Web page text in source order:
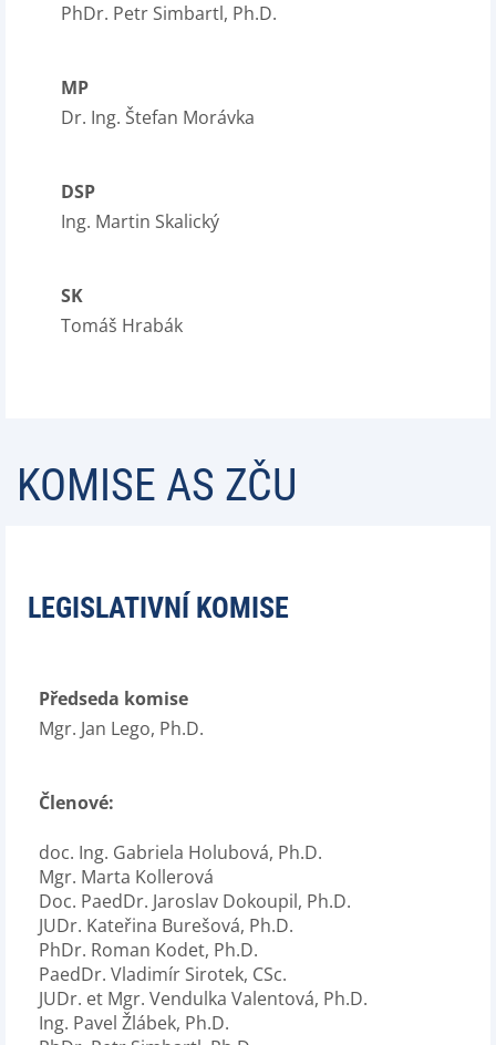
PhDr. Petr Simbartl, Ph.D.
MP
Dr. Ing. Štefan Morávka
DSP
Ing. Martin Skalický
SK
Tomáš Hrabák
KOMISE AS ZČU
LEGISLATIVNÍ KOMISE
Předseda komise
Mgr. Jan Lego, Ph.D.
Členové:
doc. Ing. Gabriela Holubová, Ph.D.
Mgr. Marta Kollerová
Doc. PaedDr. Jaroslav Dokoupil, Ph.D.
JUDr. Kateřina Burešová, Ph.D.
PhDr. Roman Kodet, Ph.D.
PaedDr. Vladimír Sirotek, CSc.
JUDr. et Mgr. Vendulka Valentová, Ph.D.
Ing. Pavel Žlábek, Ph.D.